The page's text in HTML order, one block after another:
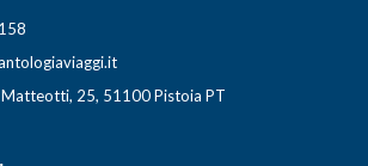
25, 51100 Pistoia PT